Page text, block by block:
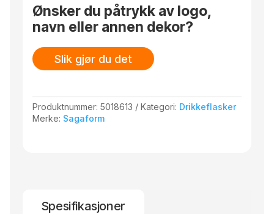
Ønsker du påtrykk av logo,
navn eller annen dekor?
Slik gjør du det
Produktnummer:5018613 Kategori: Drikkeflasker
Merke: Sagaform
Spesifikasjoner